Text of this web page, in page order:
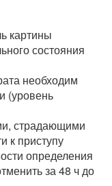
картины
состояния
необходим
(уровень
страдающими
к приступу
определения
за 48 ч до